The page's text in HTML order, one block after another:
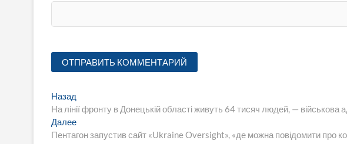
Навигация
по
записям
Назад
запись:
На лінії фронту в Донецькій області живуть 64 тисяч людей, — військова
ДалееСледующая
запись:
Пентагон запустив сайт «Ukraine Oversight», «де можна повідомити про